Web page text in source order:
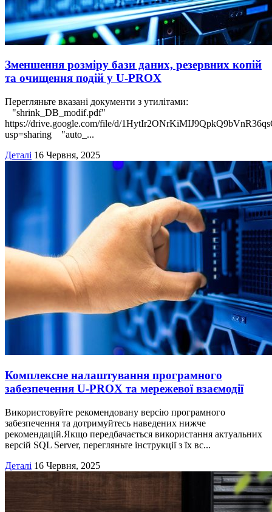
Зменшення розміру бази даних, резервних копій
та очищення подій у U‑PROX
Перегляньте вказані документи з утилітами:
"shrink_DB_modif.pdf"
https://drive.google.com/file/d/
usp=sharing "auto_...
Деталі 16 Червня, 2025
Комплексне налаштування програмного
забезпечення U-PROX та мережевої взаємодії
Використовуйте рекомендовану версію програмного
забезпечення та дотримуйтесь наведених нижче
рекомендацій.Якщо передбачається використання актуальних
версій SQL Server, перегляньте інструкції з їх вс...
Деталі 16 Червня, 2025